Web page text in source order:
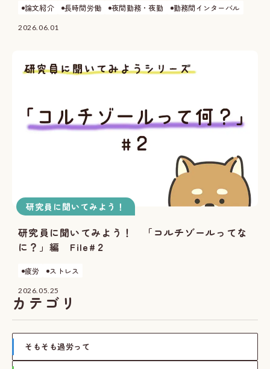
論文紹介 長時間労働 夜間勤務・夜勤 勤務間インターバル
2026.06.01
研究員に聞いてみよう！
研究員に聞いてみよう！ 「コルチゾールってな
に？」編 File#２
疲労 ストレス
2026.05.25
カテゴリ
そもそも過労って